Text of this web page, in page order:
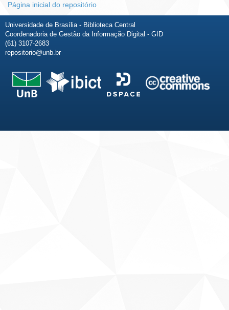
Página inicial do repositório
Universidade de Brasília - Biblioteca Central
Coordenadoria de Gestão da Informação Digital - GID
(61) 3107-2683
repositorio@unb.br